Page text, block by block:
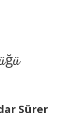
Sürer